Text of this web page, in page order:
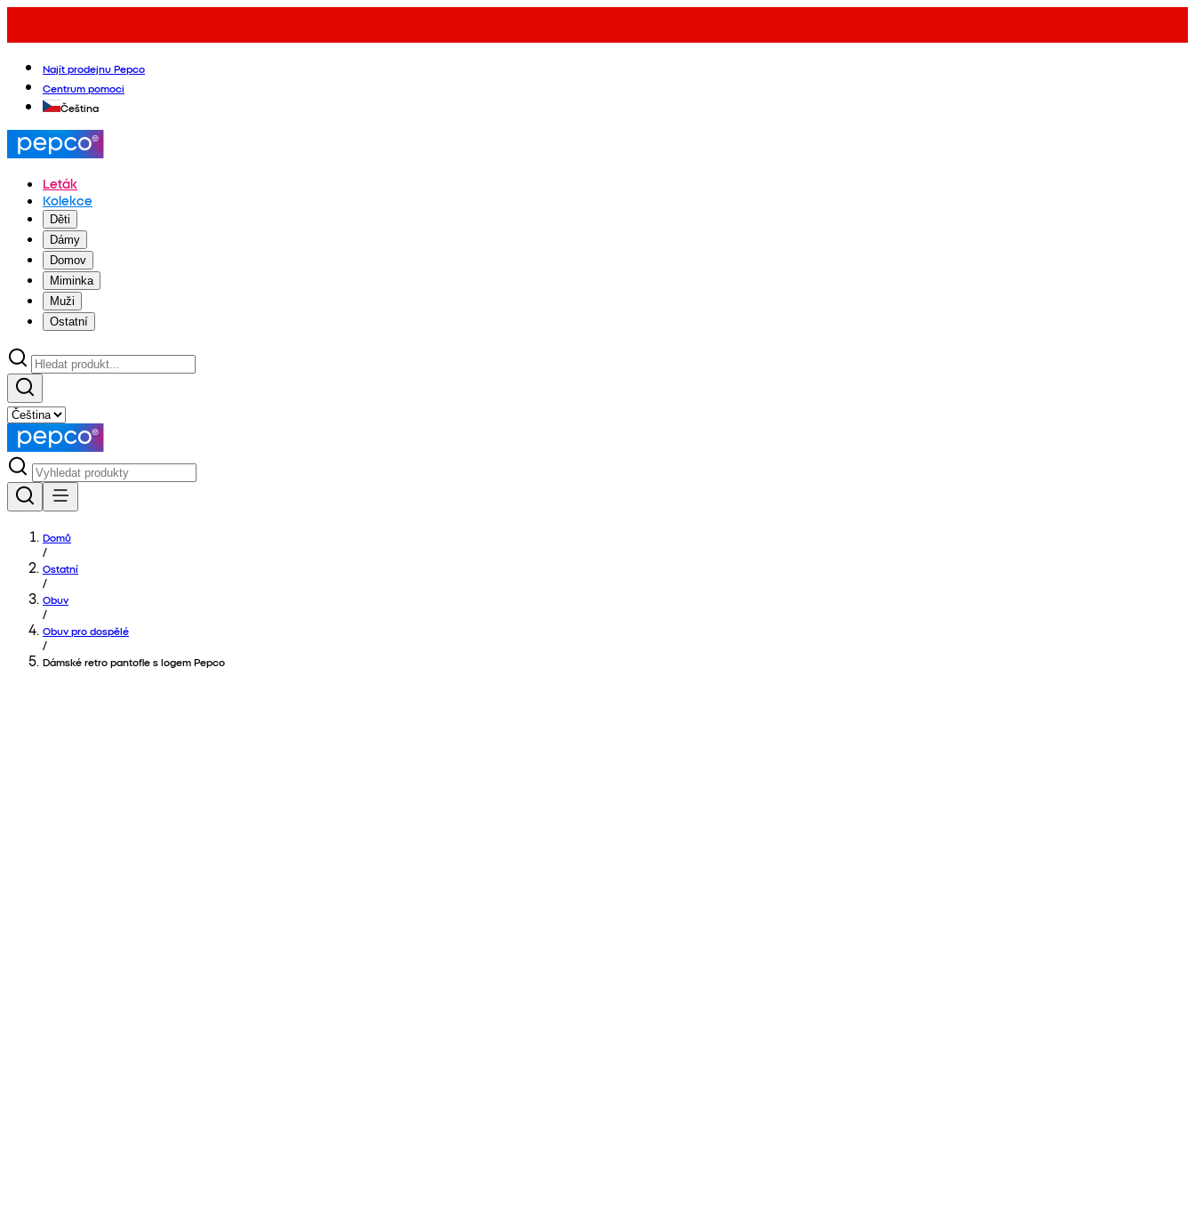
Najít prodejnu Pepco
Centrum pomoci
Čeština
Leták
Kolekce
Děti
Dámy
Domov
Miminka
Muži
Ostatní
Domů
/
Ostatní
/
Obuv
/
Obuv pro dospělé
/
Dámské retro pantofle s logem Pepco